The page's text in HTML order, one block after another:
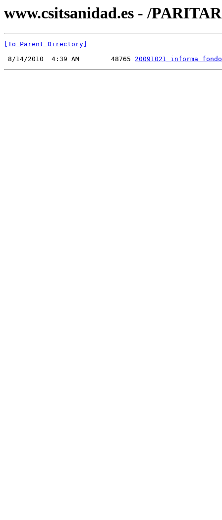
www.csitsanidad.es - /
[To Parent Directory]
8/14/2010  4:39 AM        48765 20091021 informa